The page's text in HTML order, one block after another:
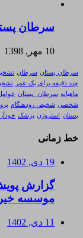
سرطان
10 مهر, 1398
سرطان پستان سرطان
چند دقیقه برای یک عمر
ماهیانه سرطان_پستان
شخصی شخیص زودهنگام
پستان
استروژن پزشک
خط زمانی
19 دی, 1402
گزارش
موسسه
11 دی, 1402